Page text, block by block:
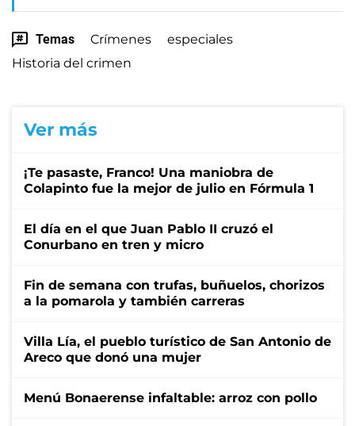
Temas Crímenes
especiales
Historia del crimen
Ver más
¡Te pasaste, Franco! Una maniobra de
Colapinto fue la mejor de julio en Fórmula 1
El día en el que Juan Pablo II cruzó el
Conurbano en tren y micro
Fin de semana con trufas, buñuelos, chorizos
a la pomarola y también carreras
Villa Lía, el pueblo turístico de San Antonio de
Areco que donó una mujer
Menú Bonaerense infaltable: arroz con pollo